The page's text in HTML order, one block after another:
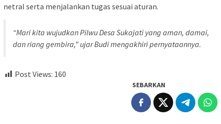
netral serta menjalankan tugas sesuai aturan.
“Mari kita wujudkan Pilwu Desa Sukajati yang aman, damai,
dan riang gembira,” ujar Budi mengakhiri pernyataannya.
Post Views: 160
SEBARKAN